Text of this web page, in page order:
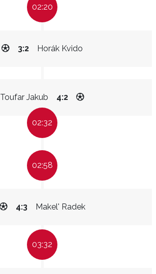
02:20
Horák Kvido
3:2
Toufar Jakub 4:2
02:32
02:58
Makel' Radek
4:3
03:32